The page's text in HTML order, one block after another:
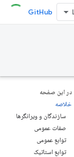
GitHub
در این صفحه
خلاصه
سازندگان و ویرانگرها
صفات عمومی
توابع عمومی
توابع استاتیک